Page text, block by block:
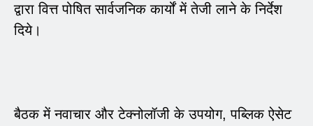
द्वारा वित्त पोषित सार्वजनिक कार्यों में तेजी लाने के निर्देश
दिये।
बैठक में नवाचार और टेक्नोलॉजी के उपयोग, पब्लिक ऐसेट